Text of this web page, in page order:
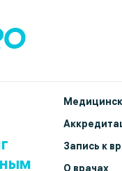
Запись к
О врачах